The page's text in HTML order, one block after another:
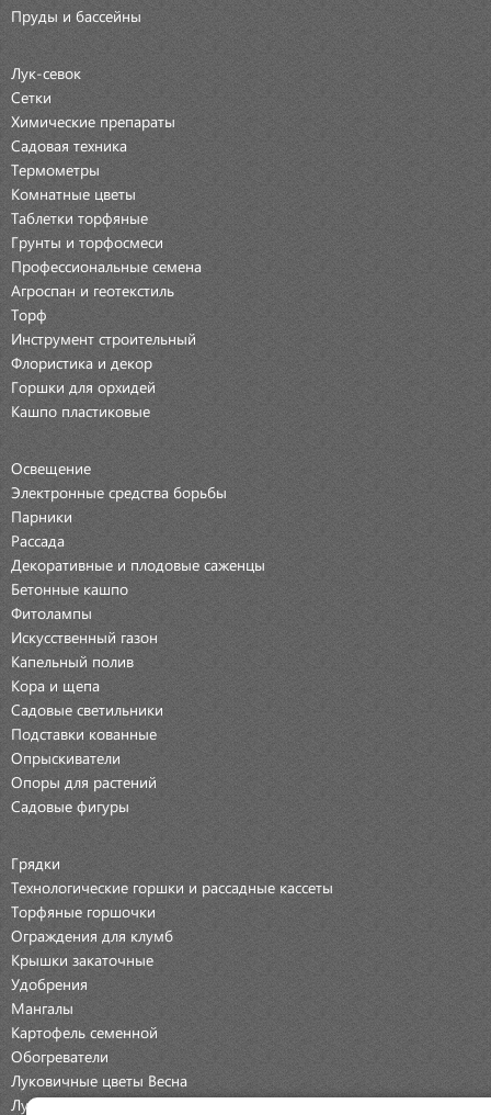
Пруды и бассейны
Лук-севок
Сетки
Химические препараты
Садовая техника
Термометры
Комнатные цветы
Таблетки торфяные
Грунты и торфосмеси
Профессиональные семена
Агроспан и геотекстиль
Торф
Инструмент строительный
Флористика и декор
Горшки для орхидей
Кашпо пластиковые
Освещение
Электронные средства борьбы
Парники
Рассада
Декоративные и плодовые саженцы
Бетонные кашпо
Фитолампы
Искусственный газон
Капельный полив
Кора и щепа
Садовые светильники
Подставки кованные
Опрыскиватели
Опоры для растений
Садовые фигуры
Грядки
Технологические горшки и рассадные кассеты
Торфяные горшочки
Ограждения для клумб
Крышки закаточные
Удобрения
Мангалы
Картофель семенной
Обогреватели
Луковичные цветы Весна
Луковичные цветы Осень